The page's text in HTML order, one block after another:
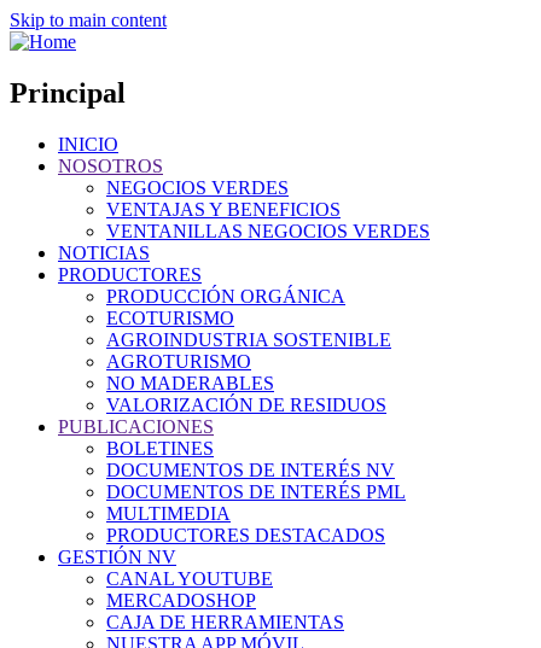
Skip to main content
Principal
INICIO
NOSOTROS
NEGOCIOS VERDES
VENTAJAS Y BENEFICIOS
VENTANILLAS NEGOCIOS VERDES
NOTICIAS
PRODUCTORES
PRODUCCIÓN ORGÁNICA
ECOTURISMO
AGROINDUSTRIA SOSTENIBLE
AGROTURISMO
NO MADERABLES
VALORIZACIÓN DE RESIDUOS
PUBLICACIONES
BOLETINES
DOCUMENTOS DE INTERÉS NV
DOCUMENTOS DE INTERÉS PML
MULTIMEDIA
PRODUCTORES DESTACADOS
GESTIÓN NV
CANAL YOUTUBE
MERCADOSHOP
CAJA DE HERRAMIENTAS
NUESTRA APP MÓVIL